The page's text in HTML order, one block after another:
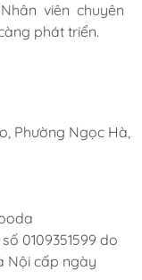
viên chuyên
phát triển.
viên chuyên
phát triển.
viên chuyên
phát triển.
Phường Ngọc Hà,
0109351599 do
Nội cấp ngày